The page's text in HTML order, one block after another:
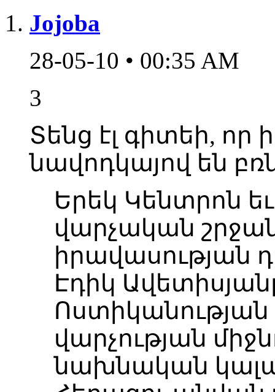
Jojoba
28-05-10 • 00:35 AM
3
Տենց էլ գիտեի, որ
նավոդկայով են
Երեկ Կենտրոն
վարչական
Էդիկ
վարչության
նախնական